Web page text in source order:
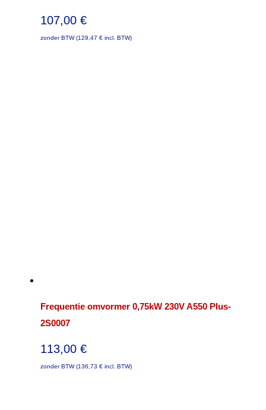
107,00 €
zonder BTW (129,47 € incl. BTW)
Frequentie omvormer 0,75kW 230V A550 Plus-
2S0007
113,00 €
zonder BTW (136,73 € incl. BTW)